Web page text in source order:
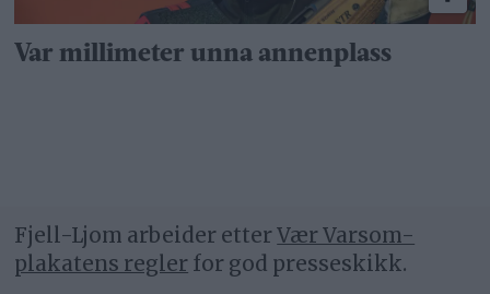
Var millimeter unna annenplass
Fjell-Ljom arbeider etterVær Varsom-
plakatens regler for god presseskikk.